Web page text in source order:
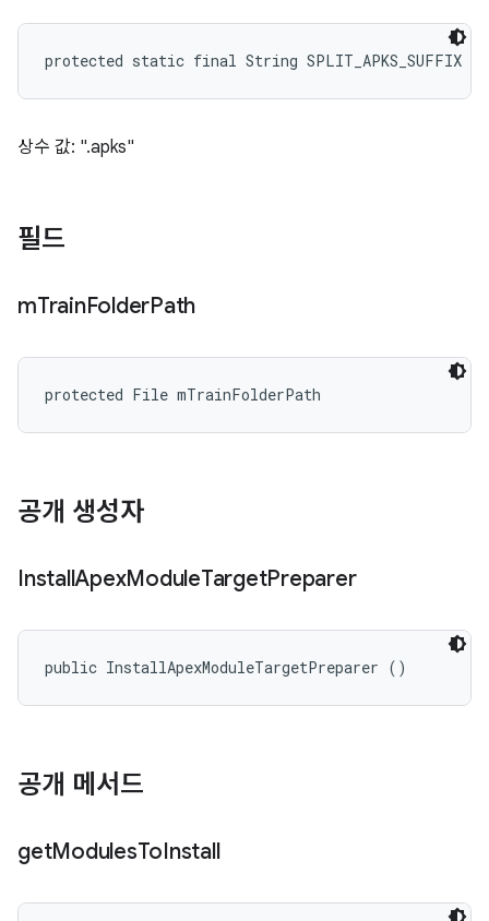
protected static final String SPLIT_APKS_SUFFIX
상수 값: ".apks"
필드
mTrainFolderPath
protected File mTrainFolderPath
공개 생성자
InstallApexModuleTargetPreparer
public InstallApexModuleTargetPreparer ()
공개 메서드
getModulesToInstall